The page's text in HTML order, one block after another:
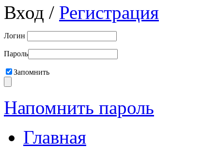
Вход / Регистрация
Логин
Пароль
Запомнить
Напомнить пароль
Главная